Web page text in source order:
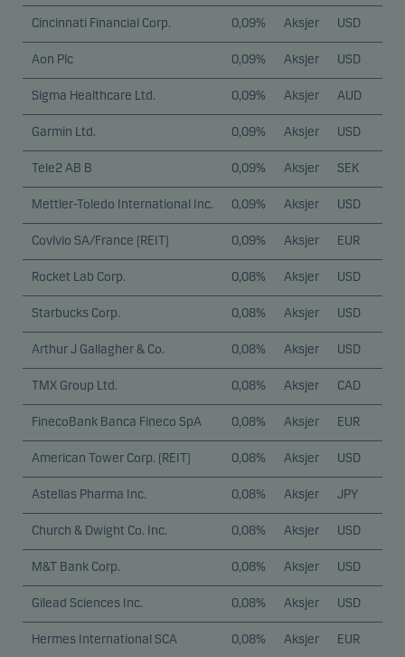
Cincinnati Financial Corp. 0,09% Aksjer USD
Aon Plc 0,09% Aksjer USD
Sigma Healthcare Ltd. 0,09% Aksjer AUD
Garmin Ltd. 0,09% Aksjer USD
Tele2 AB B 0,09% Aksjer SEK
Mettler-Toledo International Inc. 0,09% Aksjer USD
Covivio SA/France (REIT) 0,09% Aksjer EUR
Rocket Lab Corp. 0,08% Aksjer USD
Starbucks Corp. 0,08% Aksjer USD
Arthur J Gallagher & Co. 0,08% Aksjer USD
TMX Group Ltd. 0,08% Aksjer CAD
FinecoBank Banca Fineco SpA 0,08% Aksjer EUR
American Tower Corp. (REIT) 0,08% Aksjer USD
Astellas Pharma Inc. 0,08% Aksjer JPY
Church & Dwight Co. Inc. 0,08% Aksjer USD
M&T Bank Corp. 0,08% Aksjer USD
Gilead Sciences Inc. 0,08% Aksjer USD
Hermes International SCA 0,08% Aksjer EUR